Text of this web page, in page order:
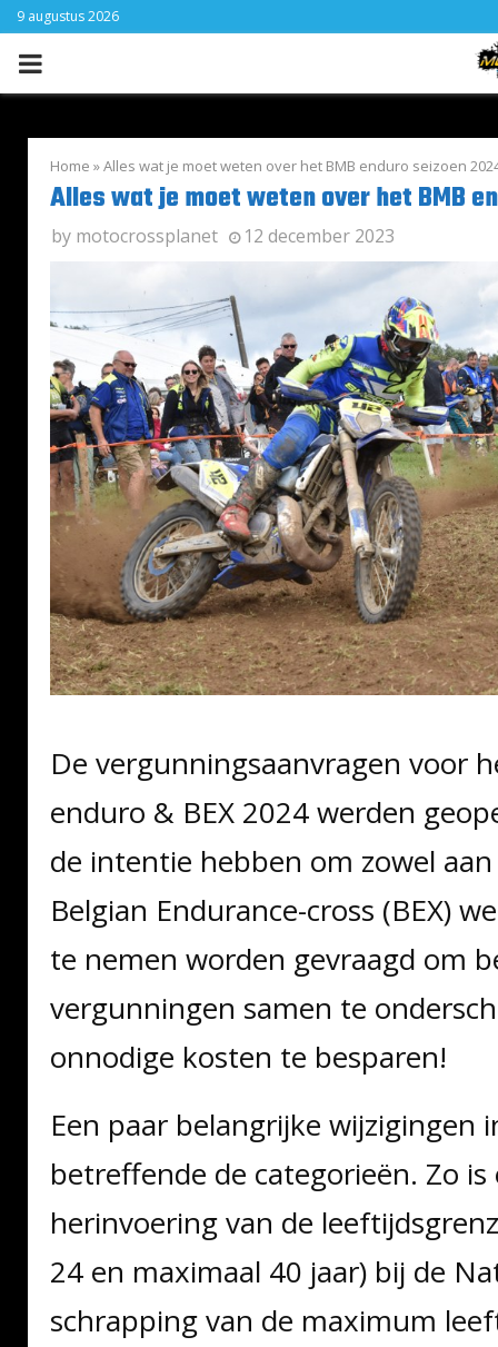
9 augustus 2026
PRIMARY
Home »Alles wat je moet weten over het BMB enduro seizoen
Alles wat je moet weten over het BMB
by motocrossplanet 12 december 2023
De vergunningsaanvragen voor
enduro & BEX 2024 werden
de intentie hebben om zowel
Belgian Endurance-cross (BEX)
te nemen worden gevraagd om
vergunningen samen te
onnodige kosten te besparen!
Een paar belangrijke wijzigingen
betreffende de categorieën. Zo is
herinvoering van de
24 en maximaal 40 jaar) bij de
schrapping van de maximum